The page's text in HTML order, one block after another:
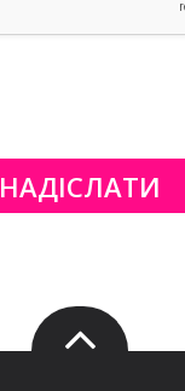
НАДІСЛАТИ